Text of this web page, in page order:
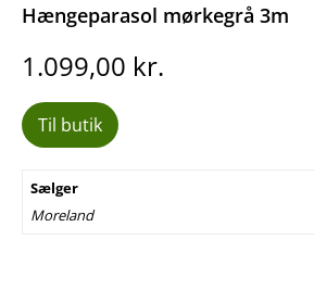
Hængeparasol mørkegrå 3m
1.099,00 kr.
Til butik
Sælger
Moreland